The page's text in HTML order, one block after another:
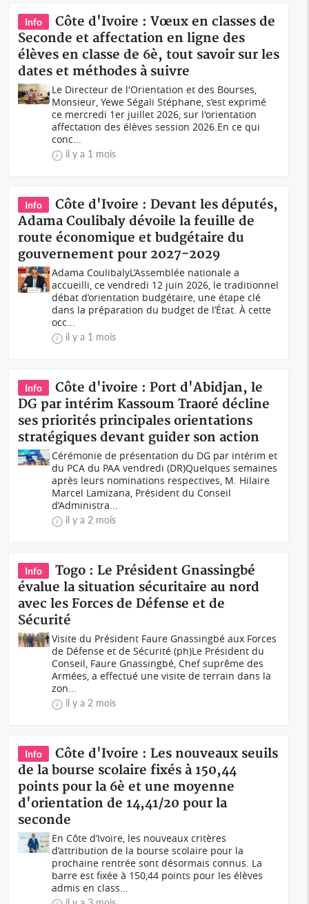
Info
Côte d'Ivoire : Vœux en classes de
Seconde et affectation en ligne des
élèves en classe de 6è, tout savoir sur les
dates et méthodes à suivre
Le Directeur de l'Orientation et des Bourses,
Monsieur, Yewe Ségali Stéphane, s’est exprimé
ce mercredi 1er juillet 2026, sur l'orientation
affectation des élèves session 2026.En ce qui
conc...
il y a 1 mois
Info
Côte d'Ivoire : Devant les députés,
Adama Coulibaly dévoile la feuille de
route économique et budgétaire du
gouvernement pour 2027-2029
Adama CoulibalyL’Assemblée nationale a
accueilli, ce vendredi 12 juin 2026, le traditionnel
débat d’orientation budgétaire, une étape clé
dans la préparation du budget de l’État. À cette
occ...
il y a 1 mois
Info
Côte d'ivoire : Port d'Abidjan, le
DG par intérim Kassoum Traoré décline
ses priorités principales orientations
stratégiques devant guider son action
Cérémonie de présentation du DG par intérim et
du PCA du PAA vendredi (DR)Quelques semaines
après leurs nominations respectives, M. Hilaire
Marcel Lamizana, Président du Conseil
d’Administra...
il y a 2 mois
Info
Togo : Le Président Gnassingbé
évalue la situation sécuritaire au nord
avec les Forces de Défense et de
Sécurité
Visite du Président Faure Gnassingbé aux Forces
de Défense et de Sécurité (ph)Le Président du
Conseil, Faure Gnassingbé, Chef suprême des
Armées, a effectué une visite de terrain dans la
zon...
il y a 2 mois
Info
Côte d'Ivoire : Les nouveaux seuils
de la bourse scolaire fixés à 150,44
points pour la 6è et une moyenne
d'orientation de 14,41/20 pour la
seconde
En Côte d’Ivoire, les nouveaux critères
d’attribution de la bourse scolaire pour la
prochaine rentrée sont désormais connus. La
barre est fixée à 150,44 points pour les élèves
admis en class...